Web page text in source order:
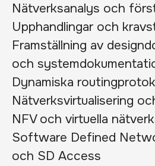
Nätverksanalys och
Upphandlingar och
Framställning av
och
Dynamiska
Nätverksvirtualisering
NFV och virtuella
Software Defined
och SD Access